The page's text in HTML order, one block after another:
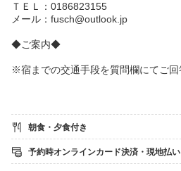
ＴＥＬ：0186823155
メール：fusch@outlook.jp
◆ご案内◆
※宿までの交通手段を質問欄にてご回
・秋田内陸縦貫鉄道 阿仁合駅までの
※送迎可能時間（当日17：00まで／
送迎可能区間は、◎阿仁合駅〜ホ
場 となります。
朝食・夕食付き
予約時オンラインカード決済・現地払い